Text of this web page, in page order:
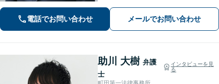
少しの勇気を出して、お気軽にご相談
ください。【休日・夜間面談可】
電話でお問い合わせ メールでお問い合わせ
助川 大樹 弁護
士
インタビューを見
る